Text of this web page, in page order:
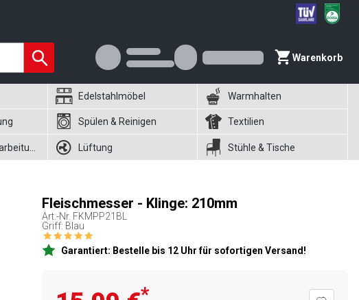
Warenkorb
Edelstahlmöbel Warmhalten
Spülen & Reinigen Textilien
Lüftung Stühle & Tische
Fleischmesser - Klinge: 210mm
Art.-Nr. FKMPP21BL
Griff: Blau
Garantiert: Bestelle bis 12 Uhr für sofortigen Versand!
*